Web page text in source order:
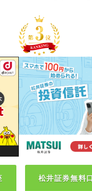
松井証券無料